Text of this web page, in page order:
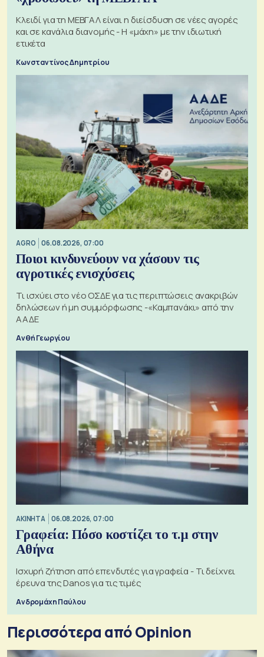
Κλειδί για τη ΜΕΒΓΑΛ είναι η διείσδυση σε νέες αγορές
και σε κανάλια διανομής - Η «μάχη» με την ιδιωτική
ετικέτα
Κωνσταντίνος Δημητρίου
AGRO 06.08.2026, 07:00
Ποιοι κινδυνεύουν να χάσουν τις
αγροτικές ενισχύσεις
Τι ισχύει στο νέο ΟΣΔΕ για τις περιπτώσεις ανακριβών
δηλώσεων ή μη συμμόρφωσης -«Καμπανάκι» από την
ΑΑΔΕ
Ανθή Γεωργίου
ΑΚΙΝΗΤΑ 06.08.2026, 07:00
Γραφεία: Πόσο κοστίζει το τ.μ στην
Αθήνα
Ισχυρή ζήτηση από επενδυτές για γραφεία - Τι δείχνει
έρευνα της Danos για τις τιμές
Ανδρομάχη Παύλου
Περισσότερα από Opinion